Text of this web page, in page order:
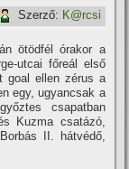
Szerző: K@rcsi
ötödfél órakor a
utcai főreál első
goal ellen zérus a
egy, ugyancsak a
csapatban
Kuzma csatázó,
II. hátvédő,